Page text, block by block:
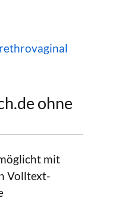
ohne
mit
Volltext-